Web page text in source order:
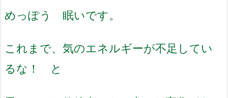
めっぽう 眠いです。
これまで、気のエネルギーが不足してい
るな！ と